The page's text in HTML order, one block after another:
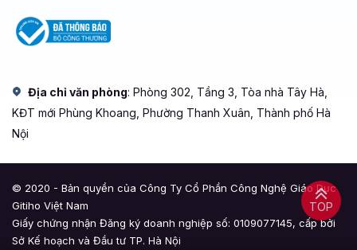
TOP
Địa chỉ văn phòng: Phòng 302, Tầng 3, Tòa nhà Tây Hà,
KĐT mới Phùng Khoang, Phường Thanh Xuân, Thành phố Hà
Nội
© 2020 - Bản quyền của Công Ty Cổ Phần Công Nghệ Giáo Dục
Gitiho Việt Nam
Giấy chứng nhận Đăng ký doanh nghiệp số: 0109077145, cấp bởi
Sở Kế hoạch và Đầu tư TP. Hà Nội